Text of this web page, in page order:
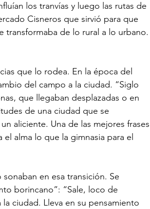
los tranvías y luego las rutas de
Cisneros que sirvió para que
transformaba de lo rural a lo urbano.
que lo rodea. En la época del
del campo a la ciudad. “Siglo
que llegaban desplazadas o en
de una ciudad que se
aliciente. Una de las mejores frases
alma lo que la gimnasia para el
borincano”: “Sale, loco de
ciudad. Lleva en su pensamiento